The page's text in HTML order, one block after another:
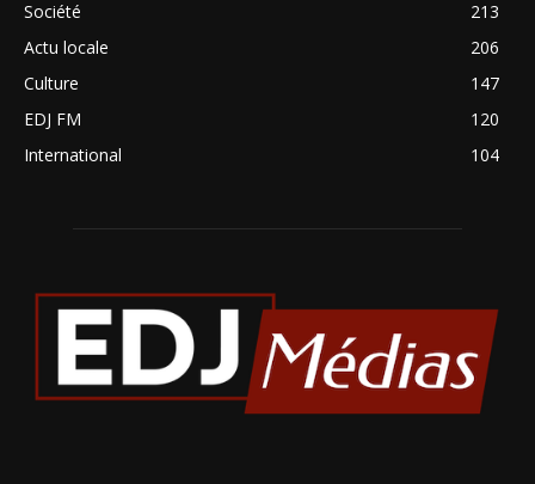
Société
213
Actu locale
206
Culture
147
EDJ FM
120
International
104